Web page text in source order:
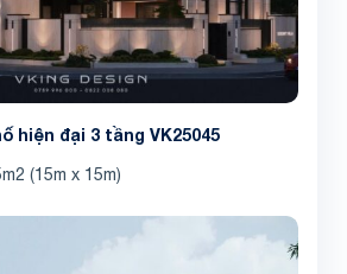
hiện đại 3 tầng VK25045
(15m x 15m)